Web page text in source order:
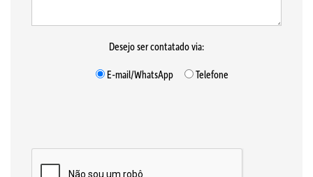
Desejo ser contatado via:
E-mail/WhatsApp
Telefone